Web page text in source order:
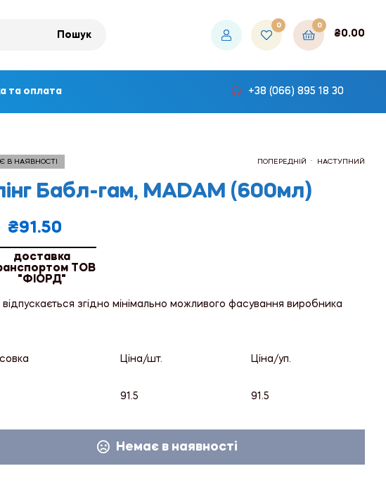
Пошук
0 0
₴0.00
та оплата +38 (066) 895 18 30
ПОПЕРЕДНІЙ НАСТУПНИЙ
В НАЯВНОСТІ
Бабл-гам, MADAM (600мл)
₴91.50
доставка
ТОВ
"ФІОРД"
відпускається згідно мінімально можливого фасування виробника
Ціна/шт. Ціна/уп.
91.5 91.5
Немає в наявності